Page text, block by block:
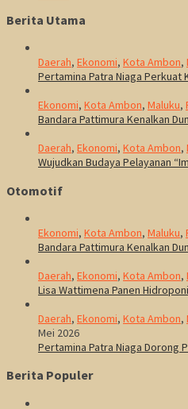
Berita Utama
Daerah, Ekonomi, Kota Ambon,
Pertamina Patra Niaga
Ekonomi, Kota Ambon, Maluku,
Bandara Pattimura Kenalkan
Daerah, Ekonomi, Kota Ambon,
Wujudkan Budaya Pelayanan
Otomotif
Ekonomi, Kota Ambon, Maluku,
Bandara Pattimura Kenalkan
Daerah, Ekonomi, Kota Ambon,
Lisa Wattimena Panen
Daerah, Ekonomi, Kota Ambon,
Mei 2026
Pertamina Patra Niaga Dorong
Berita Populer